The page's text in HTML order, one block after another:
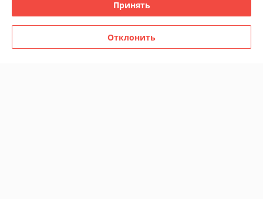
График работы
Принять
Отклонить